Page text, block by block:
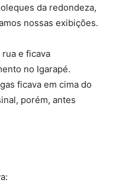
da redondeza,
nossas exibições.
e ficava
no Igarapé.
ficava em cima do
porém, antes